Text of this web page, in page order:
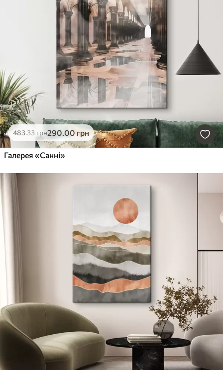
483.33грн290.00 грн
Галерея «Санні»